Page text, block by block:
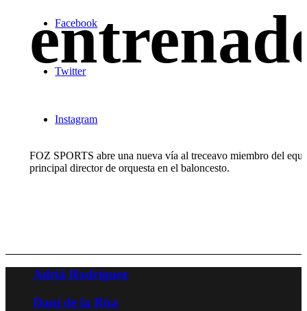
Facebook
Twitter
Instagram
FOZ SPORTS abre una nueva vía al treceavo miembro del
principal director de orquesta en el baloncesto.
Adrià Rodríguez
Dani de la Rúa